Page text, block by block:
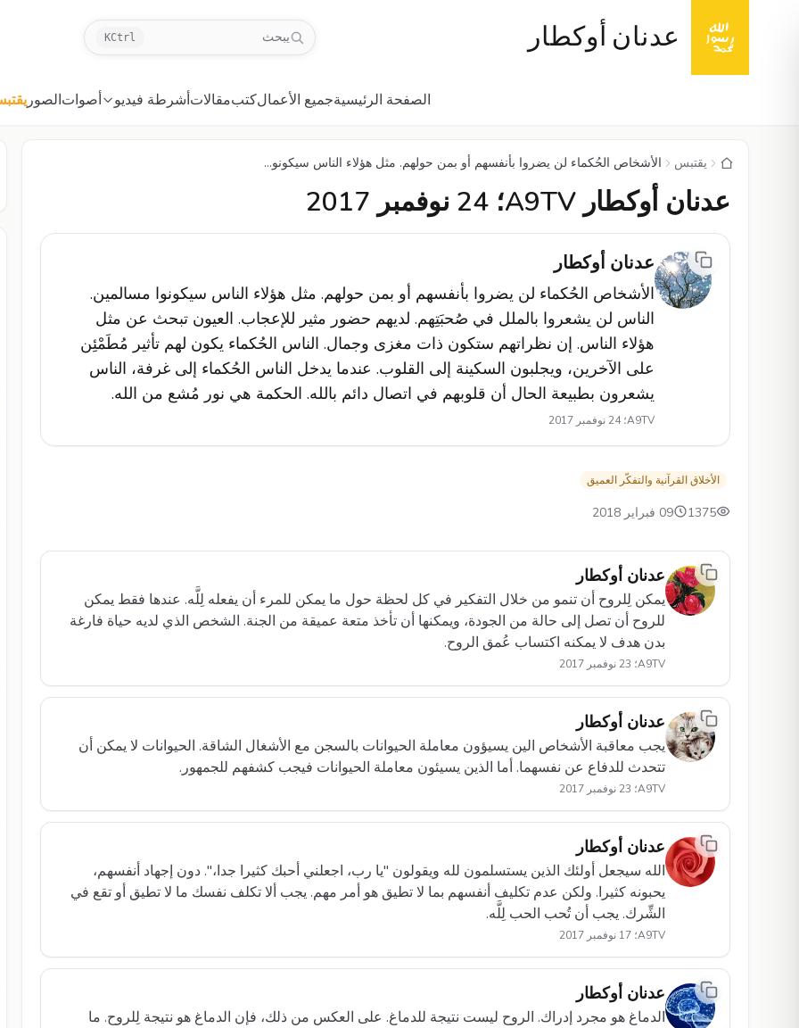
عدنان أوكطار يبحث Ctrl
K
الصفحة الرئيسيةجميع الأعمالكتبمقالاتأشرطة فيديو أصواتالصور
يقتبس الأشخاص الحُكماء لن يضروا بأنفسهم أو بمن حولهم. مثل هؤلاء الناس سيكونو...
عدنان أوكطار A9TV؛ 24 نوفمبر 2017
عدنان أوكطار
الأشخاص الحُكماء لن يضروا بأنفسهم أو بمن حولهم. مثل هؤلاء الناس سيكونوا مسالمين.
الناس لن يشعروا بالملل في صُحبَتِهم. لديهم حضور مثير للإعجاب. العيون تبحث عن مثل
هؤلاء الناس. إن نظراتهم ستكون ذات مغزى وجمال. الناس الحُكماء يكون لهم تأثير مُطَمْئِن
على الآخرين، ويجلبون السكينة إلى القلوب. عندما يدخل الناس الحُكماء إلى غرفة، الناس
يشعرون بطبيعة الحال أن قلوبهم في اتصال دائم بالله. الحكمة هي نور مُشع من الله.
A9TV؛ 24 نوفمبر 2017
الأخلاق القرآنية والتفكّر العميق
1375 09 فبراير 2018
عدنان أوكطار
يمكن لِلروح أن تنمو من خلال التفكير في كل لحظة حول ما يمكن للمرء أن يفعله لِلَّه. عندها فقط يمكن
للروح أن تصل إلى حالة من الجودة، ويمكنها أن تأخذ متعة عميقة من الجنة. الشخص الذي لديه حياة فارغة
بدن هدف لا يمكنه اكتساب عُمق الروح.
A9TV؛ 23 نوفمبر 2017
عدنان أوكطار
يجب معاقبة الأشخاص الين يسيؤون معاملة الحيوانات بالسجن مع الأشغال الشاقة. الحيوانات لا يمكن أن
تتحدث للدفاع عن نفسهما. أما الذين يسيئون معاملة الحيوانات فيجب كشفهم للجمهور.
A9TV؛ 23 نوفمبر 2017
عدنان أوكطار
الله سيجعل أولئك الذين يستسلمون لله ويقولون "يا رب، اجعلني أحبك كثيرا جدا،". دون إجهاد أنفسهم،
يحبونه كثيرا. ولكن عدم تكليف أنفسهم بما لا تطيق هو أمر مهم. يجب ألا تكلف نفسك ما لا تطيق أو تقع في
الشِّرك. يجب أن تُحب الحب لِلَّه.
A9TV؛ 17 نوفمبر 2017
عدنان أوكطار
الدماغ هو مجرد إدراك. الروح ليست نتيجة للدماغ. على العكس من ذلك، فإن الدماغ هو نتيجة لِلروح. ما